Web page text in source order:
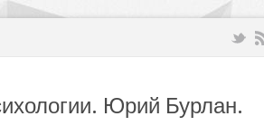
Юрий Бурлан.